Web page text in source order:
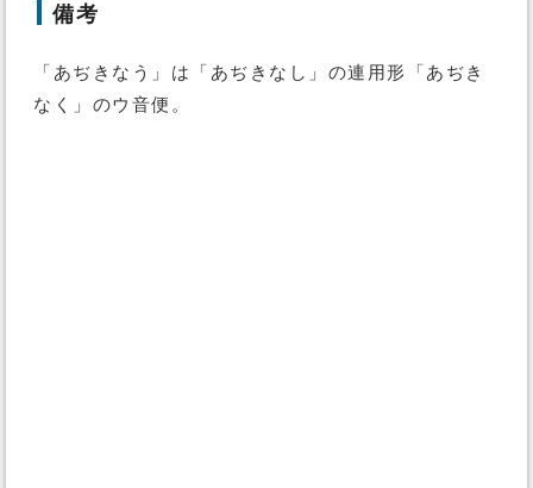
備考
「あぢきなう」は「あぢきなし」の連用形「あぢき
なく」のウ音便。